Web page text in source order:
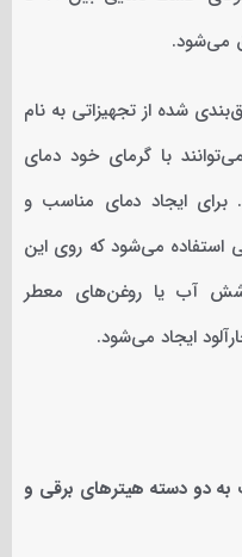
شده از تجهیزاتی به نام
با گرمای خود دمای
ایجاد دمای مناسب و
می‌شود که روی این
آب یا روغن‌های معطر
ایجاد می‌شود.
دو دسته هیترهای برقی و